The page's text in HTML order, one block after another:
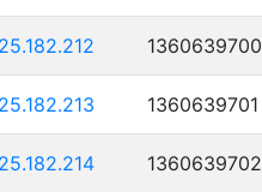
1360639700
1360639701
1360639702